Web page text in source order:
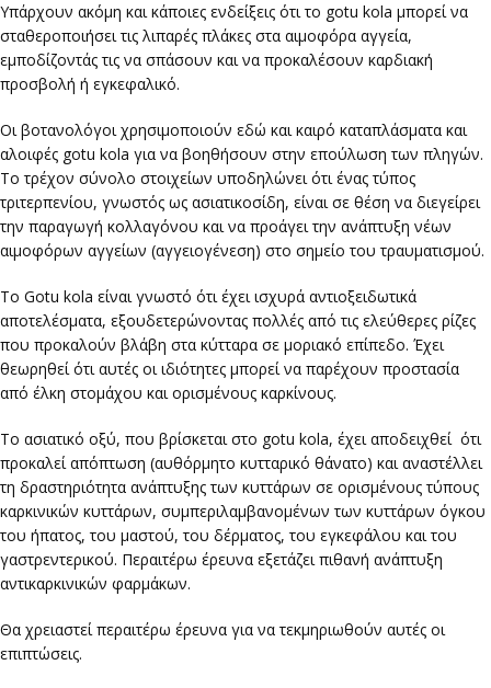
Υπάρχουν ακόμη και κάποιες ενδείξεις ότι το gotu kola μπορεί να
σταθεροποιήσει τις λιπαρές πλάκες στα αιμοφόρα αγγεία,
εμποδίζοντάς τις να σπάσουν και να προκαλέσουν καρδιακή
προσβολή ή εγκεφαλικό.
Οι βοτανολόγοι χρησιμοποιούν εδώ και καιρό καταπλάσματα και
αλοιφές gotu kola για να βοηθήσουν στην επούλωση των πληγών.
Το τρέχον σύνολο στοιχείων υποδηλώνει ότι ένας τύπος
τριτερπενίου, γνωστός ως ασιατικοσίδη, είναι σε θέση να διεγείρει
την παραγωγή κολλαγόνου και να προάγει την ανάπτυξη νέων
αιμοφόρων αγγείων (αγγειογένεση) στο σημείο του τραυματισμού.
Το Gotu kola είναι γνωστό ότι έχει ισχυρά αντιοξειδωτικά
αποτελέσματα, εξουδετερώνοντας πολλές από τις ελεύθερες ρίζες
που προκαλούν βλάβη στα κύτταρα σε μοριακό επίπεδο. Έχει
θεωρηθεί ότι αυτές οι ιδιότητες μπορεί να παρέχουν προστασία
από έλκη στομάχου και ορισμένους καρκίνους.
Το ασιατικό οξύ, που βρίσκεται στο gotu kola, έχει αποδειχθεί ότι
προκαλεί απόπτωση (αυθόρμητο κυτταρικό θάνατο) και αναστέλλει
τη δραστηριότητα ανάπτυξης των κυττάρων σε ορισμένους τύπους
καρκινικών κυττάρων, συμπεριλαμβανομένων των κυττάρων όγκου
του ήπατος, του μαστού, του δέρματος, του εγκεφάλου και του
γαστρεντερικού. Περαιτέρω έρευνα εξετάζει πιθανή ανάπτυξη
αντικαρκινικών φαρμάκων.
Θα χρειαστεί περαιτέρω έρευνα για να τεκμηριωθούν αυτές οι
επιπτώσεις.